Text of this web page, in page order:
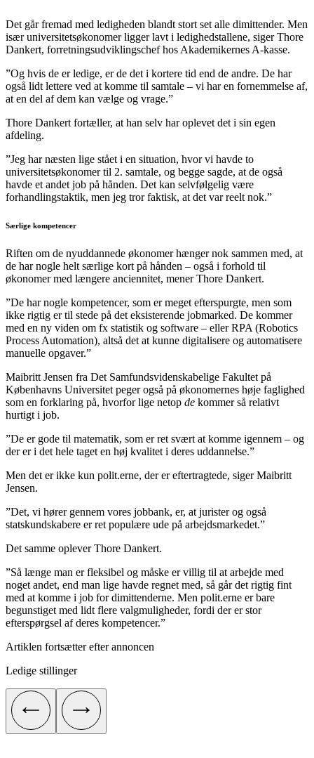
Det går fremad med ledigheden blandt stort set alle dimittender. Men
især universitetsøkonomer ligger lavt i ledighedstallene, siger Thore
Dankert, forretningsudviklingschef hos Akademikernes A-kasse.
”Og hvis de er ledige, er de det i kortere tid end de andre. De har
også lidt lettere ved at komme til samtale – vi har en fornemmelse af,
at en del af dem kan vælge og vrage.”
Thore Dankert fortæller, at han selv har oplevet det i sin egen
afdeling.
”Jeg har næsten lige stået i en situation, hvor vi havde to
universitetsøkonomer til 2. samtale, og begge sagde, at de også
havde et andet job på hånden. Det kan selvfølgelig være
forhandlingstaktik, men jeg tror faktisk, at det var reelt nok.”
Særlige kompetencer
Riften om de nyuddannede økonomer hænger nok sammen med, at
de har nogle helt særlige kort på hånden – også i forhold til
økonomer med længere anciennitet, mener Thore Dankert.
”De har nogle kompetencer, som er meget efterspurgte, men som
ikke rigtig er til stede på det eksisterende jobmarked. De kommer
med en ny viden om fx statistik og software – eller RPA (Robotics
Process Automation), altså det at kunne digitalisere og automatisere
manuelle opgaver.”
Maibritt Jensen fra Det Samfundsvidenskabelige Fakultet på
Københavns Universitet peger også på økonomernes høje faglighed
som en forklaring på, hvorfor lige netop de kommer så relativt
hurtigt i job.
”De er gode til matematik, som er ret svært at komme igennem – og
der er i det hele taget en høj kvalitet i deres uddannelse.”
Men det er ikke kun polit.erne, der er eftertragtede, siger Maibritt
Jensen.
”Det, vi hører gennem vores jobbank, er, at jurister og også
statskundskabere er ret populære ude på arbejdsmarkedet.”
Det samme oplever Thore Dankert.
”Så længe man er fleksibel og måske er villig til at arbejde med
noget andet, end man lige havde regnet med, så går det rigtig fint
med at komme i job for dimittenderne. Men polit.erne er bare
begunstiget med lidt flere valgmuligheder, fordi der er stor
efterspørgsel af deres kompetencer.”
Artiklen fortsætter efter annoncen
Ledige stillinger